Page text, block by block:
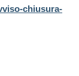
chiusura-